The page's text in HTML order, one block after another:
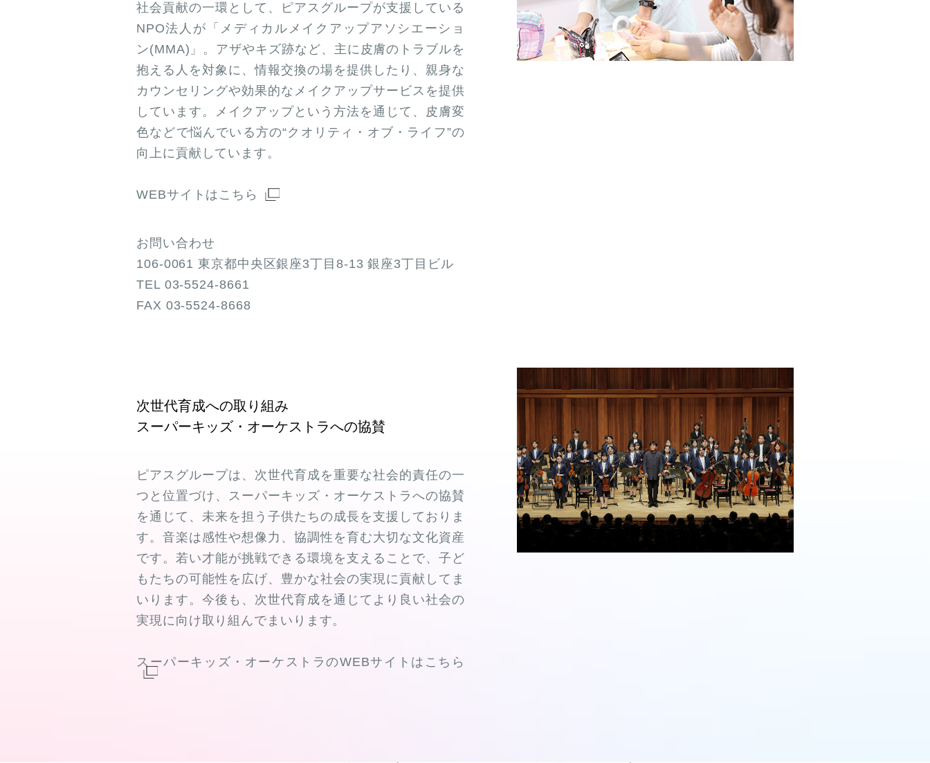
社会貢献の一環として、ピアスグループが支援している
NPO法人が「メディカルメイクアップアソシエーショ
ン(MMA)」。アザやキズ跡など、主に皮膚のトラブルを
抱える人を対象に、情報交換の場を提供したり、親身な
カウンセリングや効果的なメイクアップサービスを提供
しています。メイクアップという方法を通じて、皮膚変
色などで悩んでいる方の“クオリティ・オブ・ライフ”の
向上に貢献しています。
WEBサイトはこちら
お問い合わせ
106-0061 東京都中央区銀座3丁目8-13 銀座3丁目ビル
TEL 03-5524-8661
FAX 03-5524-8668
次世代育成への取り組み
スーパーキッズ・オーケストラへの協賛
ピアスグループは、次世代育成を重要な社会的責任の一
つと位置づけ、スーパーキッズ・オーケストラへの協賛
を通じて、未来を担う子供たちの成長を支援しておりま
す。音楽は感性や想像力、協調性を育む大切な文化資産
です。若い才能が挑戦できる環境を支えることで、子ど
もたちの可能性を広げ、豊かな社会の実現に貢献してま
いります。今後も、次世代育成を通じてより良い社会の
実現に向け取り組んでまいります。
スーパーキッズ・オーケストラのWEBサイトはこちら